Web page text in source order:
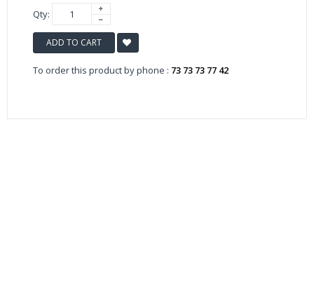
Qty:
ADD TO CART
To order this product by phone : 73 73 73 77 42